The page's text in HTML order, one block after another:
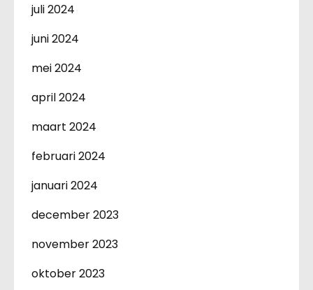
juli 2024
juni 2024
mei 2024
april 2024
maart 2024
februari 2024
januari 2024
december 2023
november 2023
oktober 2023